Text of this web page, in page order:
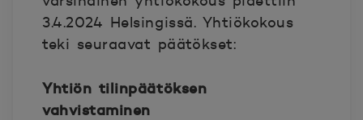
3.4.2024 Helsingissä. Yhtiökokous
teki seuraavat päätökset:
Yhtiön tilinpäätöksen
vahvistaminen